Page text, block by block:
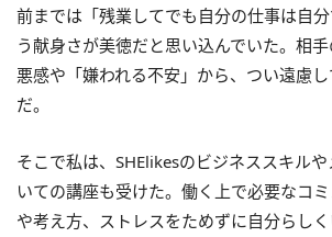
前までは「残業してでも自分の仕事は自
う献身さが美徳だと思い込んでいた。相
悪感や「嫌われる不安」から、つい遠慮
だ。
そこで私は、SHElikesのビジネススキル
いての講座も受けた。働く上で必要なコ
や考え方、ストレスをためずに自分らし